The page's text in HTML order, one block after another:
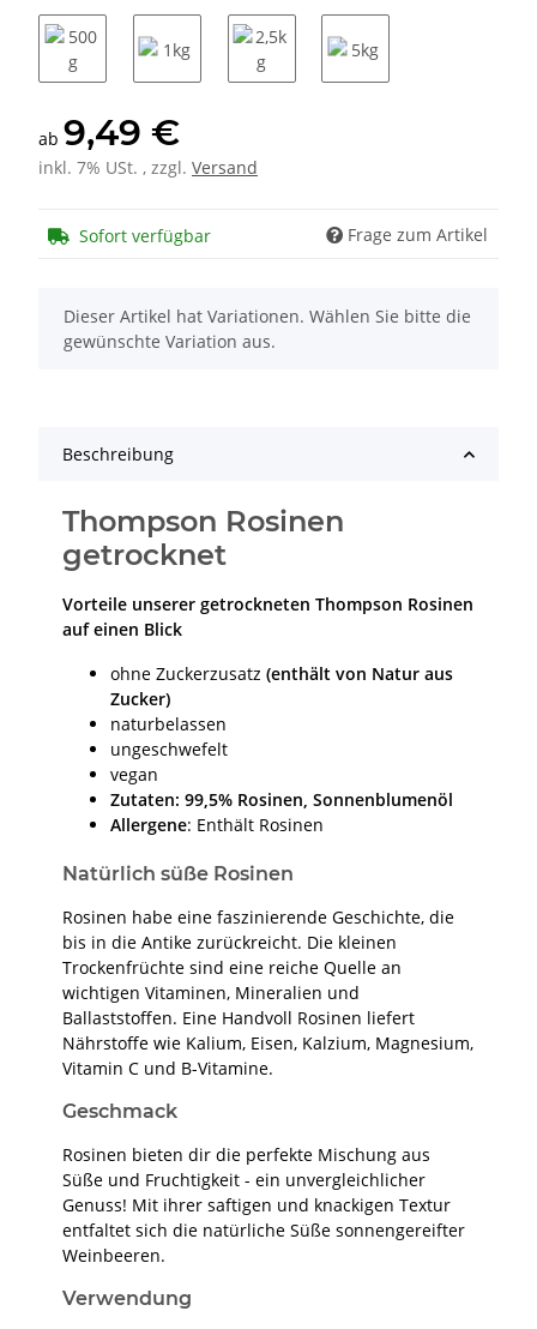
ab 9,49 €
inkl. 7% USt. , zzgl. Versand
Sofort verfügbar Frage zum Artikel
x
Dieser Artikel hat Variationen. Wählen Sie bitte die
gewünschte Variation aus.
Beschreibung
Thompson Rosinen
getrocknet
Vorteile unserer getrockneten Thompson Rosinen
auf einen Blick
ohne Zuckerzusatz (enthält von Natur aus
Zucker)
naturbelassen
ungeschwefelt
vegan
Zutaten: 99,5% Rosinen, Sonnenblumenöl
Allergene: Enthält Rosinen
Natürlich süße Rosinen
Rosinen habe eine faszinierende Geschichte, die
bis in die Antike zurückreicht. Die kleinen
Trockenfrüchte sind eine reiche Quelle an
wichtigen Vitaminen, Mineralien und
Ballaststoffen. Eine Handvoll Rosinen liefert
Nährstoffe wie Kalium, Eisen, Kalzium, Magnesium,
Vitamin C und B-Vitamine.
Geschmack
Rosinen bieten dir die perfekte Mischung aus
Süße und Fruchtigkeit - ein unvergleichlicher
Genuss! Mit ihrer saftigen und knackigen Textur
entfaltet sich die natürliche Süße sonnengereifter
Weinbeeren.
Verwendung